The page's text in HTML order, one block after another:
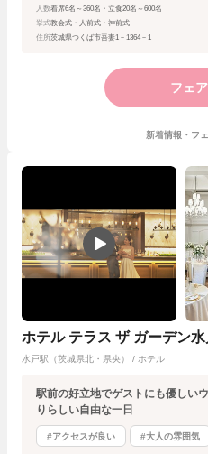
人数着席6名～360名・立食20名～600名
挙式教会式・人前式・神前式
住所茨城県つくば市吾妻1－1364－1
フェ
新着情報・フ
ホテル テラス ザ ガーデン水
水戸駅（茨城県北・県央） / ホテル
駅前の好立地でゲストにも優しい
りらしい自由な一日
#アクセスが良い #大人の雰囲気